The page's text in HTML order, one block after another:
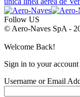
Follow US
© Aero-Naves SpA -
Welcome Back!
Sign in to your account
Username or Email